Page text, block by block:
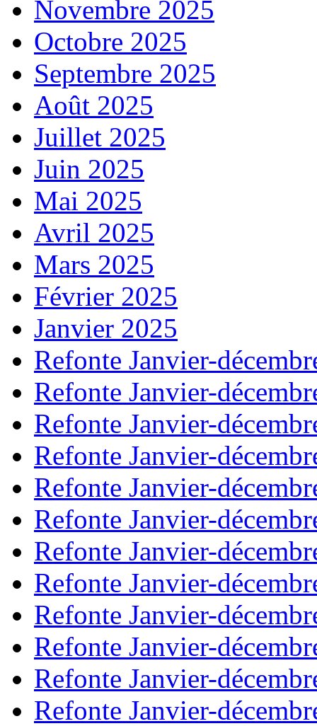
Novembre 2025
Octobre 2025
Septembre 2025
Août 2025
Juillet 2025
Juin 2025
Mai 2025
Avril 2025
Mars 2025
Février 2025
Janvier 2025
Refonte Janvier-
Refonte Janvier-
Refonte Janvier-
Refonte Janvier-
Refonte Janvier-
Refonte Janvier-
Refonte Janvier-
Refonte Janvier-
Refonte Janvier-
Refonte Janvier-
Refonte Janvier-
Refonte Janvier-